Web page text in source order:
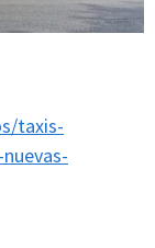
taxis-